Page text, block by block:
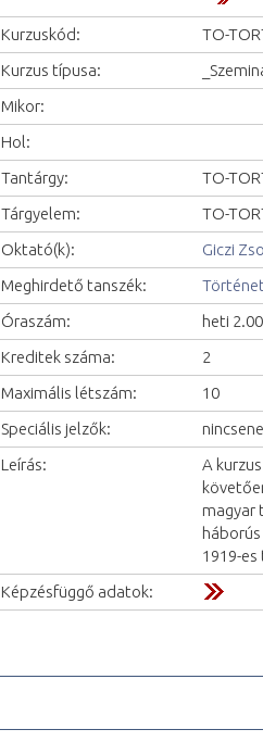
Kurzuskód:
TO-
Kurzus típusa:
Mikor:
Hol:
Tantárgy:
TO-
Tárgyelem:
TO-
Oktató(k):
Giczi
Meghirdető tanszék:
Óraszám:
heti 2.00
Kreditek száma:
2
Maximális létszám:
10
Speciális jelzők:
Leírás:
A
magyar
1919-
Képzésfüggő adatok: